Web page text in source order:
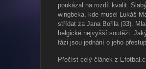
poukázal na rozdíl kvalit.
wingbeka, kde musel Lukáš
střídat za Jana Bořila (33).
belgické nejvyšší soutěži.
fázi jsou jednání o jeho
Přečíst celý článek z